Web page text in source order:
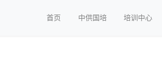
首页 中供国培 培训中心